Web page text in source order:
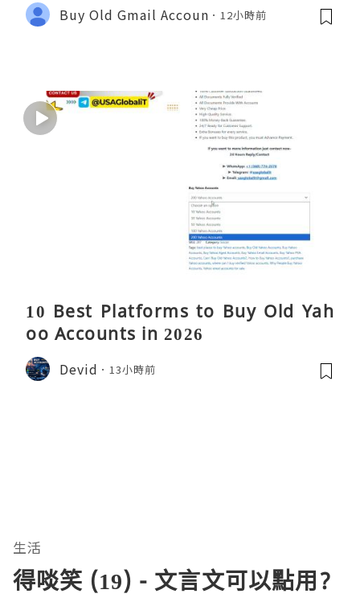
Buy Old Gmail Accoun 12小時前
10 Best Platforms to Buy Old Yah
oo Accounts in 2026
Devid 13小時前
生活
得啖笑 (19) - 文言文可以點用?